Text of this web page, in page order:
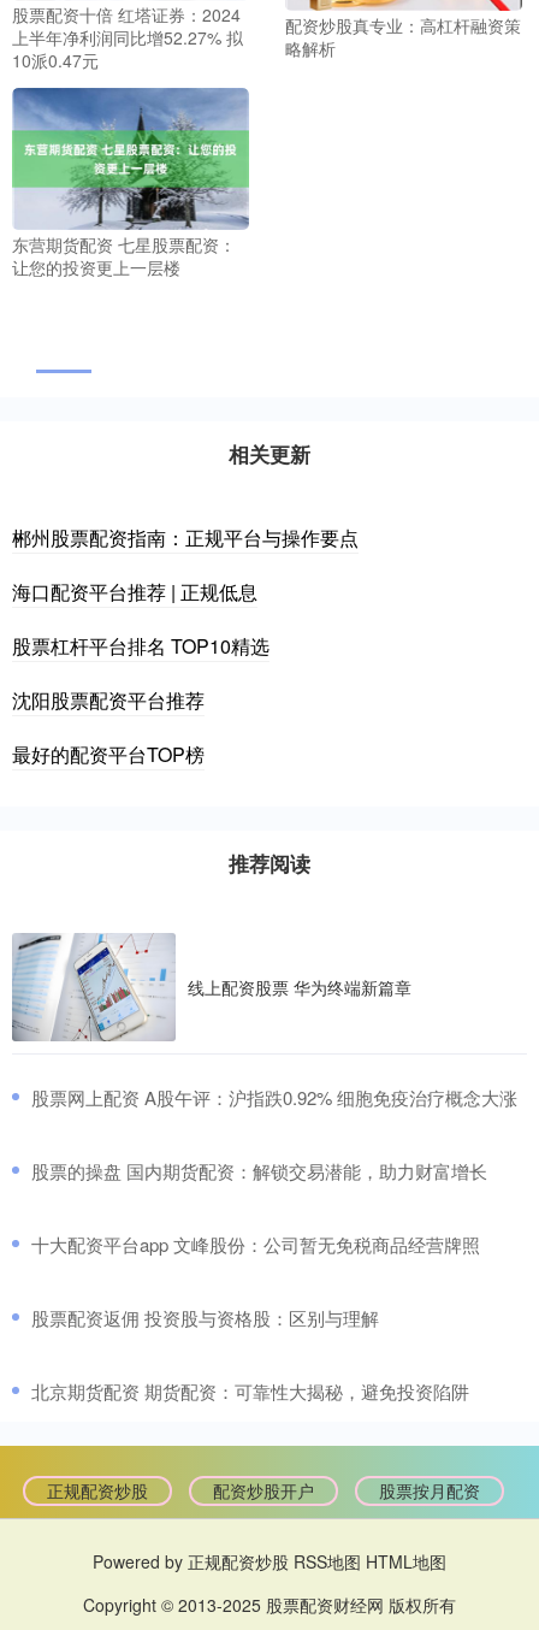
股票配资十倍 红塔证券：2024
上半年净利润同比增52.27% 拟
10派0.47元
配资炒股真专业：高杠杆融资策
略解析
东营期货配资 七星股票配资：
让您的投资更上一层楼
相关更新
郴州股票配资指南：正规平台与操作要点
海口配资平台推荐 | 正规低息
股票杠杆平台排名 TOP10精选
沈阳股票配资平台推荐
最好的配资平台TOP榜
推荐阅读
线上配资股票 华为终端新篇章
​股票网上配资 A股午评：沪指跌0.92% 细胞免疫治疗概念大涨
​股票的操盘 国内期货配资：解锁交易潜能，助力财富增长
​十大配资平台app 文峰股份：公司暂无免税商品经营牌照
​股票配资返佣 投资股与资格股：区别与理解
​北京期货配资 期货配资：可靠性大揭秘，避免投资陷阱
正规配资炒股 配资炒股开户 股票按月配资
Powered by 正规配资炒股 RSS地图 HTML地图
Copyright © 2013-2025 股票配资财经网 版权所有